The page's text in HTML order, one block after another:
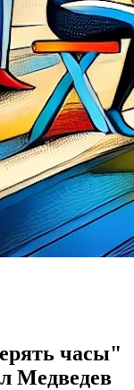
часы"
Медведев